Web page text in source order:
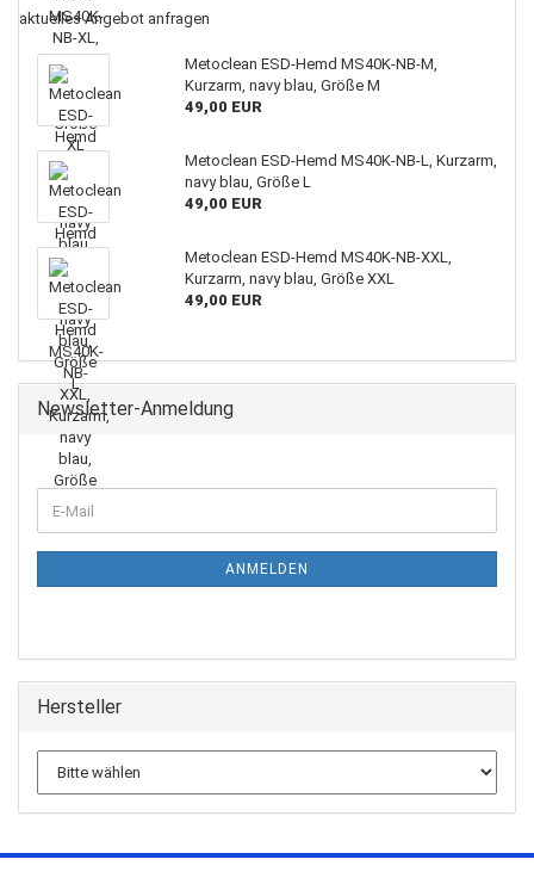
aktuelles Angebot anfragen
Metoclean ESD-Hemd MS40K-NB-M,
Kurzarm, navy blau, Größe M
49,00 EUR
Metoclean ESD-Hemd MS40K-NB-L, Kurzarm,
navy blau, Größe L
49,00 EUR
Metoclean ESD-Hemd MS40K-NB-XXL,
Kurzarm, navy blau, Größe XXL
49,00 EUR
Newsletter-Anmeldung
ANMELDEN
Hersteller